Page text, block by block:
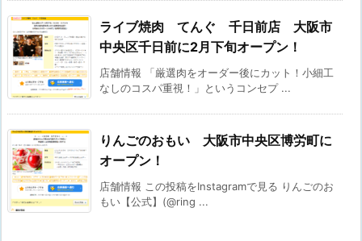
ライブ焼肉 てんぐ 千日前店 大阪市
中央区千日前に2月下旬オープン！
店舗情報 「厳選肉をオーダー後にカット！小細工
なしのコスパ重視！」というコンセプ ...
りんごのおもい 大阪市中央区博労町に
オープン！
店舗情報 この投稿をInstagramで見る りんごのお
もい【公式】(@ring ...